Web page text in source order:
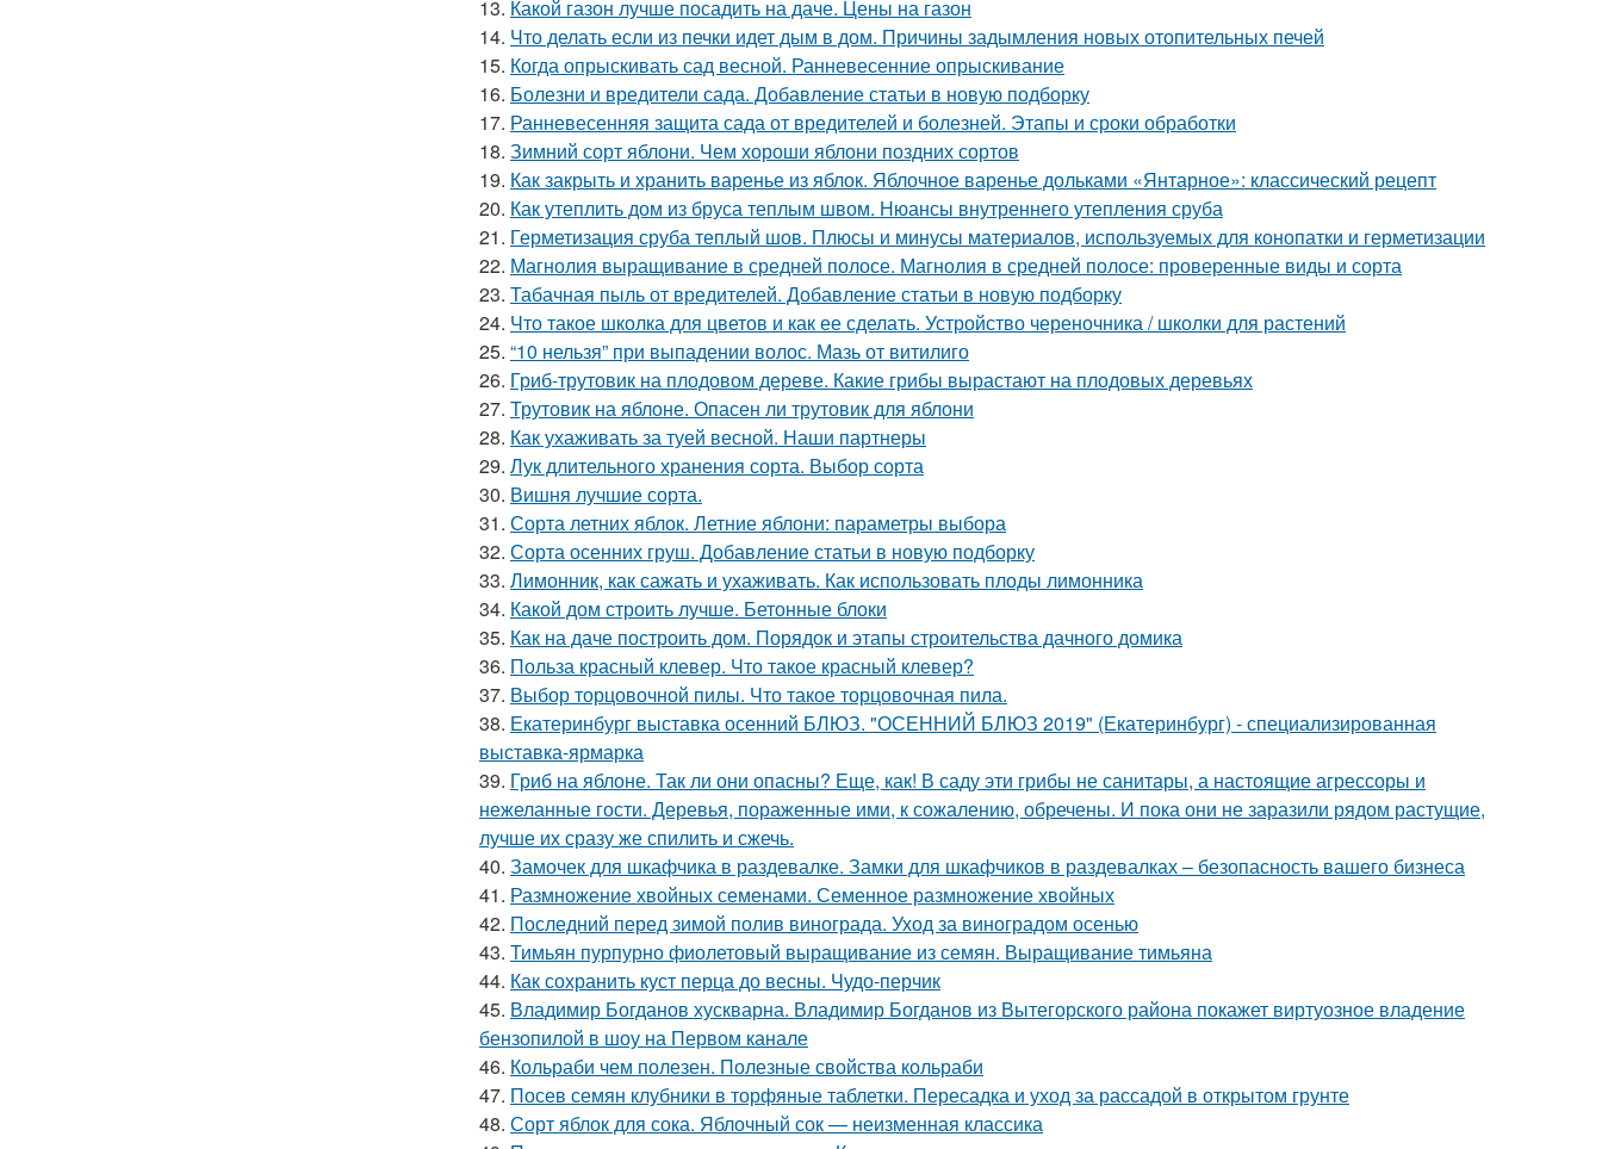
13. Какой газон лучше посадить на даче. Цены на газон
14. Что делать если из печки идет дым в дом. Причины задымления новых отопительных печей
15. Когда опрыскивать сад весной. Ранневесенние опрыскивание
16. Болезни и вредители сада. Добавление статьи в новую подборку
17. Ранневесенняя защита сада от вредителей и болезней. Этапы и сроки обработки
18. Зимний сорт яблони. Чем хороши яблони поздних сортов
19. Как закрыть и хранить варенье из яблок. Яблочное варенье дольками «Янтарное»: классический рецепт
20. Как утеплить дом из бруса теплым швом. Нюансы внутреннего утепления сруба
21. Герметизация сруба теплый шов. Плюсы и минусы материалов, используемых для конопатки и герметизации
22. Магнолия выращивание в средней полосе. Магнолия в средней полосе: проверенные виды и сорта
23. Табачная пыль от вредителей. Добавление статьи в новую подборку
24. Что такое школка для цветов и как ее сделать. Устройство череночника / школки для растений
25. “10 нельзя” при выпадении волос. Мазь от витилиго
26. Гриб-трутовик на плодовом дереве. Какие грибы вырастают на плодовых деревьях
27. Трутовик на яблоне. Опасен ли трутовик для яблони
28. Как ухаживать за туей весной. Наши партнеры
29. Лук длительного хранения сорта. Выбор сорта
30. Вишня лучшие сорта.
31. Сорта летних яблок. Летние яблони: параметры выбора
32. Сорта осенних груш. Добавление статьи в новую подборку
33. Лимонник, как сажать и ухаживать. Как использовать плоды лимонника
34. Какой дом строить лучше. Бетонные блоки
35. Как на даче построить дом. Порядок и этапы строительства дачного домика
36. Польза красный клевер. Что такое красный клевер?
37. Выбор торцовочной пилы. Что такое торцовочная пила.
38. Екатеринбург выставка осенний БЛЮЗ. "ОСЕННИЙ БЛЮЗ 2019" (Екатеринбург) - специализированная
выставка-ярмарка
39. Гриб на яблоне. Так ли они опасны? Еще, как! В саду эти грибы не санитары, а настоящие агрессоры и
нежеланные гости. Деревья, пораженные ими, к сожалению, обречены. И пока они не заразили рядом растущие,
лучше их сразу же спилить и сжечь.
40. Замочек для шкафчика в раздевалке. Замки для шкафчиков в раздевалках – безопасность вашего бизнеса
41. Размножение хвойных семенами. Семенное размножение хвойных
42. Последний перед зимой полив винограда. Уход за виноградом осенью
43. Тимьян пурпурно фиолетовый выращивание из семян. Выращивание тимьяна
44. Как сохранить куст перца до весны. Чудо-перчик
45. Владимир Богданов хускварна. Владимир Богданов из Вытегорского района покажет виртуозное владение
бензопилой в шоу на Первом канале
46. Кольраби чем полезен. Полезные свойства кольраби
47. Посев семян клубники в торфяные таблетки. Пересадка и уход за рассадой в открытом грунте
48. Сорт яблок для сока. Яблочный сок — неизменная классика